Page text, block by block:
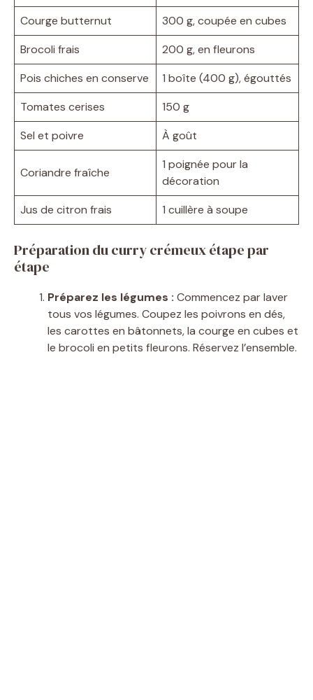
Courge butternut
300 g, coupée en cubes
Brocoli frais
200 g, en fleurons
Pois chiches en conserve
1 boîte (400 g), égouttés
Tomates cerises
150 g
Sel et poivre
À goût
Coriandre fraîche
1 poignée pour la
décoration
Jus de citron frais
1 cuillère à soupe
Préparation du curry crémeux étape par
étape
Préparez les légumes : Commencez par laver
tous vos légumes. Coupez les poivrons en dés,
les carottes en bâtonnets, la courge en cubes et
le brocoli en petits fleurons. Réservez l’ensemble.